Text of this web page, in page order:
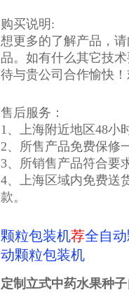
购买说明:
想更多的了解产品，
品。如有什么其它技
待与贵公司合作愉快
售后服务：
1、上海附近地区48小
2、所售产品免费保修
3、所销售产品符合要
4、上海区域内免费送
款。
颗粒包装机荐全自
动颗粒包装机
定制立式中药水果种